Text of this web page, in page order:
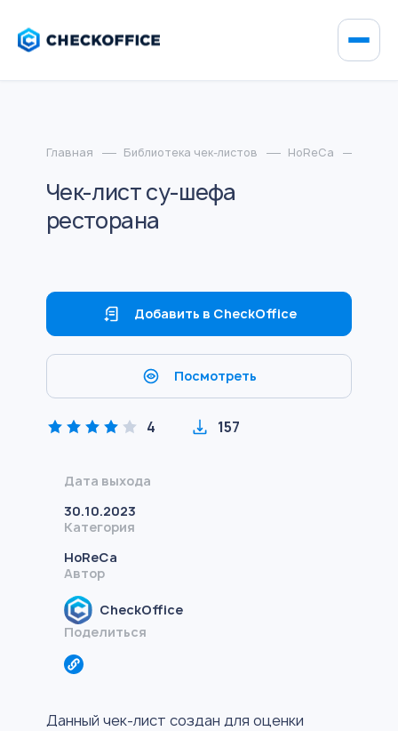
Главная Библиотека чек-листов HoReCa
Чек-лист су-шефа
ресторана
Добавить в CheckOffice
Посмотреть
4 157
Дата выхода
30.10.2023
Категория
HoReCa
Автор
CheckOffice
Поделиться
Данный чек-лист создан для оценки